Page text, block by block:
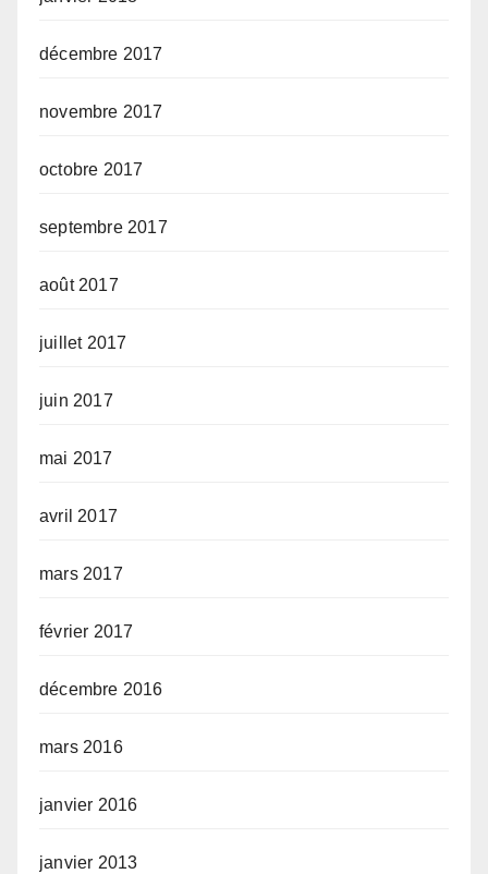
décembre 2017
novembre 2017
octobre 2017
septembre 2017
août 2017
juillet 2017
juin 2017
mai 2017
avril 2017
mars 2017
février 2017
décembre 2016
mars 2016
janvier 2016
janvier 2013